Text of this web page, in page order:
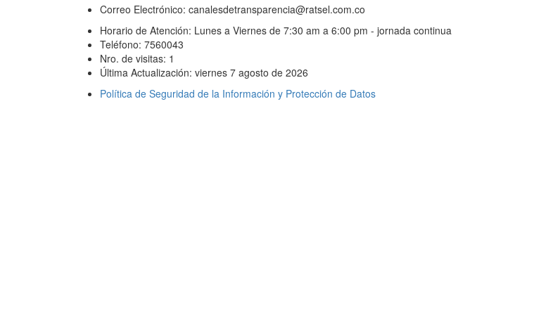
Correo Electrónico: canalesdetransparencia@ratsel.com.co
Horario de Atención: Lunes a Viernes de 7:30 am a 6:00 pm - jornada continua
Teléfono: 7560043
Nro. de visitas: 1
Última Actualización: viernes 7 agosto de 2026
Política de Seguridad de la Información y Protección de Datos